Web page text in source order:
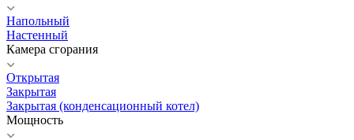
Напольный
Настенный
Камера сгорания
Открытая
Закрытая
Закрытая (конденсационный котел)
Мощность